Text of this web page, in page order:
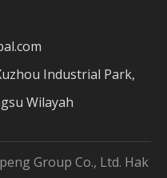
Industrial Park,
Wilayah
Group Co., Ltd. Hak